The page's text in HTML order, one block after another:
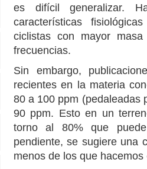
es difícil generalizar.
características
ciclistas con mayor
frecuencias.
Sin embargo,
recientes en la materia
80 a 100 ppm (pedaleadas
90 ppm. Esto en un
torno al 80% que
pendiente, se sugiere una
menos de los que hacemos